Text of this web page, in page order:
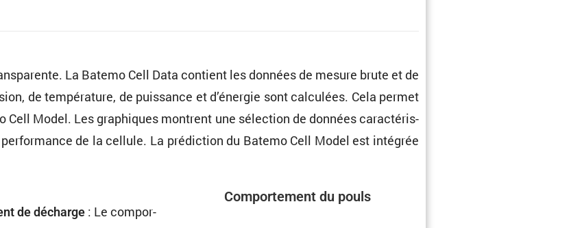
La Batemo Cell Data contient les données de mesure brute et de
de tempé­ra­ture, de puissance et d’énergie sont calcu­lées. Cela permet
Model. Les graphiques montrent une sélec­tion de données carac­té­ris­
de la cellule. La prédic­tion du Batemo Cell Model est intégrée
de décharge : Le compor­
Compor­te­ment du pouls